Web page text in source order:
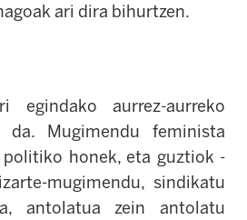
ari dira bihurtzen.
egindako aurrez-aurreko
Mugimendu feminista
honek, eta guztiok -
mugimendu, sindikatu
antolatua zein antolatu